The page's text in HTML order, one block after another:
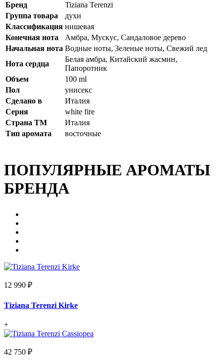
Бренд
Tiziana Terenzi
Группа товара
духи
Классификация нишевая
Конечная нота
Амбра, Мускус, Сандаловое дерево
Начальная нота Водные ноты, Зеленые ноты, Свежий лед
Нота сердца
Белая амбра, Китайский жасмин,
Папоротник
Объем
100 ml
Пол
унисекс
Сделано в
Италия
Серия
white fire
Страна ТМ
Италия
Тип аромата
восточные
ПОПУЛЯРНЫЕ АРОМАТЫ
БРЕНДА
12 990 ₽
Tiziana Terenzi Kirke
+
42 750 ₽